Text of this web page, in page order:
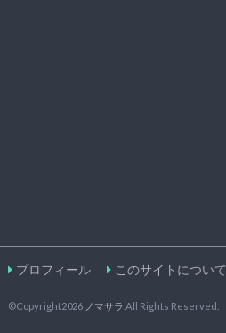
プロフィール このサイトについて
©Copyright2026 ノマサラ .All Rights Reserved.